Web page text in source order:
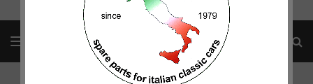
Lenkräder, Schaltknaufe